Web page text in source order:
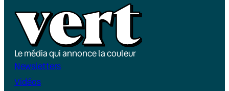
Le média qui annonce la couleur
Newsletters
Vidéos